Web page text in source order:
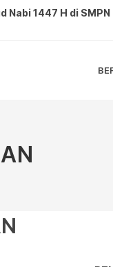
Melakukan
HUT ke-80 RI di